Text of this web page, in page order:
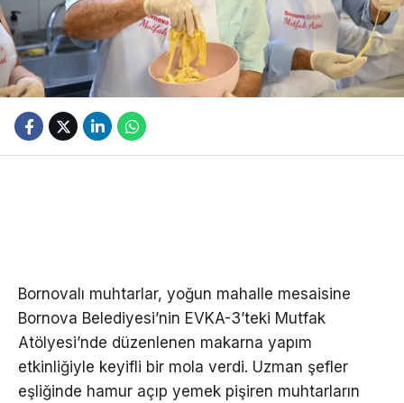
Bornovalı muhtarlar, yoğun mahalle mesaisine
Bornova Belediyesi’nin EVKA-3’teki Mutfak
Atölyesi’nde düzenlenen makarna yapım
etkinliğiyle keyifli bir mola verdi. Uzman şefler
eşliğinde hamur açıp yemek pişiren muhtarların